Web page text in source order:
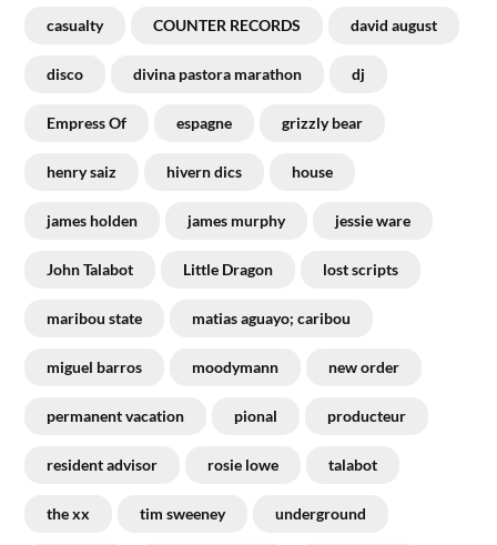
casualty COUNTER RECORDS david august
disco divina pastora marathon dj
Empress Of espagne grizzly bear
henry saiz hivern dics house
james holden james murphy jessie ware
John Talabot Little Dragon lost scripts
maribou state matias aguayo; caribou
miguel barros moodymann new order
permanent vacation pional producteur
resident advisor rosie lowe talabot
the xx tim sweeney underground